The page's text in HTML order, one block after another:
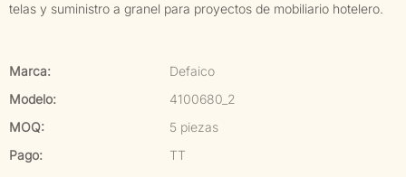
telas y suministro a granel para proyectos de mobiliario hotelero.
Marca:
Defaico
Modelo:
4100680_2
MOQ:
5 piezas
Pago:
TT